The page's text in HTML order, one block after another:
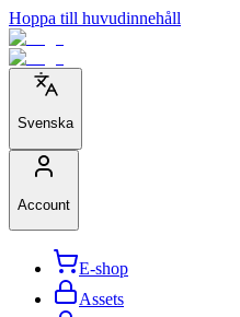
Hoppa till huvudinnehåll
Svenska
Account
E-shop
Assets